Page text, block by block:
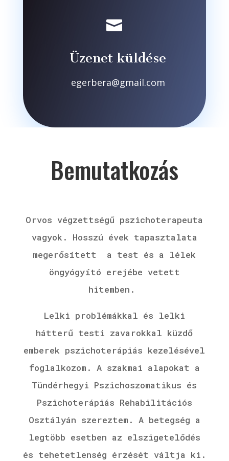

Üzenet küldése
egerbera@gmail.com
Bemutatkozás
Orvos végzettségű pszichoterapeuta
vagyok. Hosszú évek tapasztalata
megerősített a test és a lélek
öngyógyító erejébe vetett
hitemben.
Lelki problémákkal és lelki
hátterű testi zavarokkal küzdő
emberek pszichoterápiás kezelésével
foglalkozom. A szakmai alapokat a
Tündérhegyi Pszichoszomatikus és
Pszichoterápiás Rehabilitációs
Osztályán szereztem. A betegség a
legtöbb esetben az elszigetelődés
és tehetetlenség érzését váltja ki.